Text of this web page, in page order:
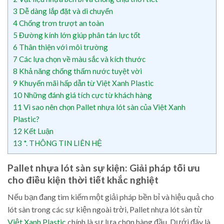
3 Dễ dàng lắp đặt và di chuyển
4Chống trơn trượt an toàn
5 Đường kính lớn giúp phân tán lực tốt
6 Thân thiện với môi trường
7 Các lựa chọn về màu sắc và kích thước
8 Khả năng chống thấm nước tuyệt vời
9 Khuyến mãi hấp dẫn từ Việt Xanh Plastic
10 Những đánh giá tích cực từ khách hàng
11 Vì sao nên chọn Pallet nhựa lót sàn của Việt Xanh
Plastic?
12 Kết Luận
13 *. THÔNG TIN LIÊN HỆ
Pallet nhựa lót sàn sự kiện: Giải pháp tối ưu
cho điều kiện thời tiết khắc nghiệt
Nếu bạn đang tìm kiếm một giải pháp bền bỉ và hiệu quả cho
lót sàn trong các sự kiện ngoài trời, Pallet nhựa lót sàn từ
Việt Xanh Plastic chính là sự lựa chọn hàng đầu. Dưới đây là